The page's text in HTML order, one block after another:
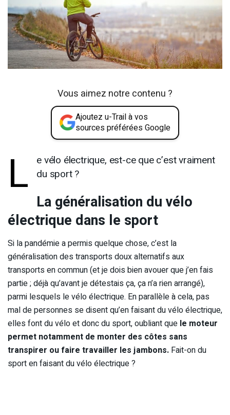
Vous aimez notre contenu ?
Ajoutez u-Trail à vos
sources préférées Google
L
e vélo électrique, est-ce que c’est vraiment
du sport ?
La généralisation du vélo
électrique dans le sport
Si la pandémie a permis quelque chose, c’est la
généralisation des transports doux alternatifs aux
transports en commun (et je dois bien avouer que j’en fais
partie ; déjà qu’avant je détestais ça, ça n’a rien arrangé),
parmi lesquels le vélo électrique. En parallèle à cela, pas
mal de personnes se disent qu’en faisant du vélo électrique,
elles font du vélo et donc du sport, oubliant que le moteur
permet notamment de monter des côtes sans
transpirer ou faire travailler les jambons. Fait-on du
sport en faisant du vélo électrique ?